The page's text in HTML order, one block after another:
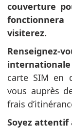
couverture
visiterez.
internationale
carte SIM en
vous auprès
frais
Soyez attentif